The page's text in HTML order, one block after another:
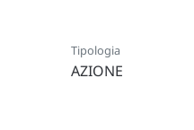
Tipologia
AZIONE